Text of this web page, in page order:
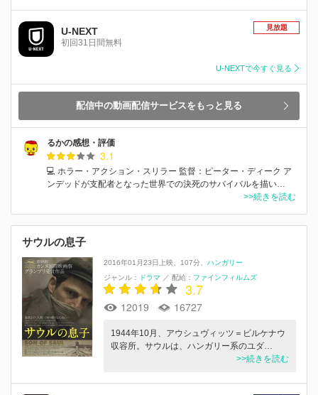
U-NEXT
初回31日間無料
見放題
U-NEXTで今すぐ見る
配信中の動画配信サービスをもっと見る
るかの感想・評価
3.1
💻 ホラー・アクション・スリラー 監督：ピーター・ディーク ア
ンデッドが支配者となった世界での決死のサバイバルを描い…
>>続きを読む
サウルの息子
2016年01月23日上映 107分
ハンガリー
ジャンル：
ドラマ ／ 配給： ファインフィルムズ
3.7
12019 16727
1944年10月、アウシュヴィッツ＝ビルケナウ
収容所。サウルは、ハンガリー系のユダ…
>>続きを読む